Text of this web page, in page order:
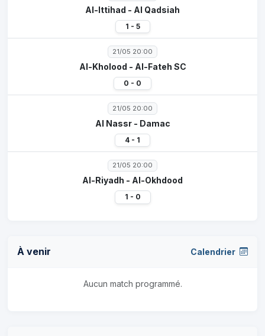
Al-Ittihad - Al Qadsiah
1 - 5
21/05 20:00
Al-Kholood - Al-Fateh SC
0 - 0
21/05 20:00
Al Nassr - Damac
4 - 1
21/05 20:00
Al-Riyadh - Al-Okhdood
1 - 0
À venir Calendrier
Aucun match programmé.